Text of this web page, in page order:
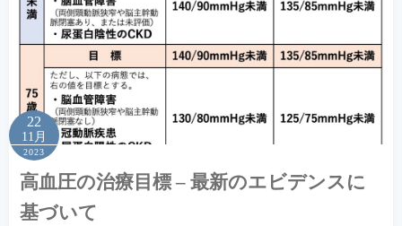
22
11月
2023
高血圧の治療目標 – 最新のエビデンスに
基づいて